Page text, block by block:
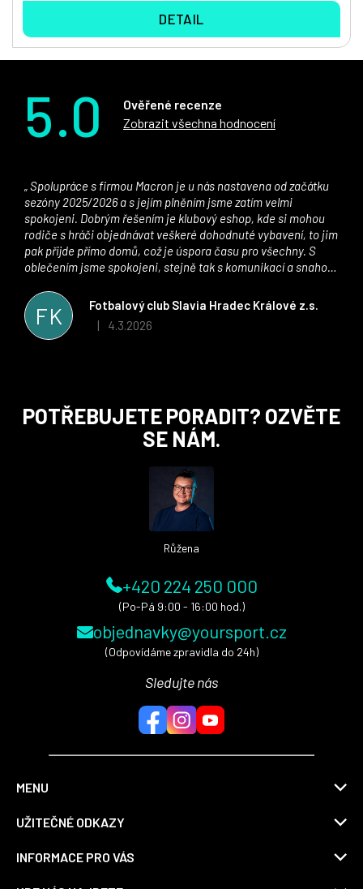
DETAIL
5.0
Ověřené recenze
Zobrazit všechna hodnocení
FK
Fotbalový club Slavia Hradec Králové z.s.
Hodnocení obchodu je 5 z 5 hvězdiček.
| 4.3.2026
sezóny 2025/2026 a s jejím plněním jsme zatím velmi
spokojeni. Dobrým řešením je klubový eshop, kde si mohou
rodiče s hráči objednávat veškeré dohodnuté vybavení, to jim
pak přijde přímo domů, což je úspora času pro všechny. S
oblečením jsme spokojeni, stejně tak s komunikací a snahou
stran. Věříme, že v tomto duchu bude spolupráce pokračovat
i nadále, nyní už začínáme řešit i první sady dresů ;)
POTŘEBUJETE PORADIT? OZVĚTE
SE NÁM.
Růžena
+420 224 250 000
(Po-Pá 9:00 - 16:00 hod.)
objednavky@yoursport.cz
(Odpovídáme zpravidla do 24h)
Sledujte nás
MENU
UŽITEČNÉ ODKAZY
INFORMACE PRO VÁS